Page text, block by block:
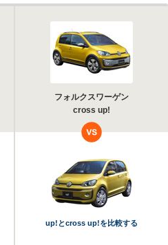
フォルクスワーゲン
cross up!
up!とcross up!を比較する